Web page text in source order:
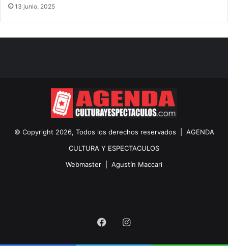
13 junio, 2025
© Copyright 2026, Todos los derechos reservados | AGENDA
CULTURA Y ESPECTACULOS
Webmaster | Agustín Maccari